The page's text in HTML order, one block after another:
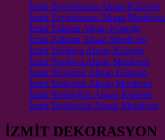
İzmit Zeytinburnu Ahşap Küpeşte
İzmit Zeytinburnu Ahşap Merdiven
İzmit Zabıtan Ahşap Küpeşte
İzmit Zabıtan Ahşap Merdiven
İzmit Yeşilova Ahşap Küpeşte
İzmit Yeşilova Ahşap Merdiven
İzmit Yenişehir Ahşap Küpeşte
İzmit Yenişehir Ahşap Merdiven
İzmit Yenidoğan Ahşap Küpeşte
İzmit Yenidoğan Ahşap Merdiven
İZMİT DEKORASYON